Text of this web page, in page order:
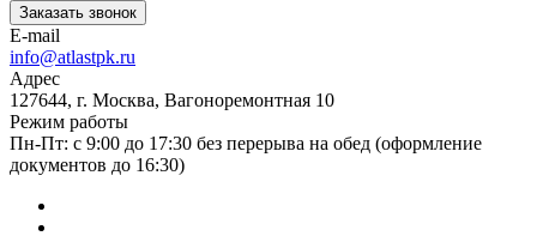
Заказать звонок
E-mail
info@atlastpk.ru
Адрес
127644, г. Москва, Вагоноремонтная 10
Режим работы
Пн-Пт: с 9:00 до 17:30 без перерыва на обед (оформление
документов до 16:30)